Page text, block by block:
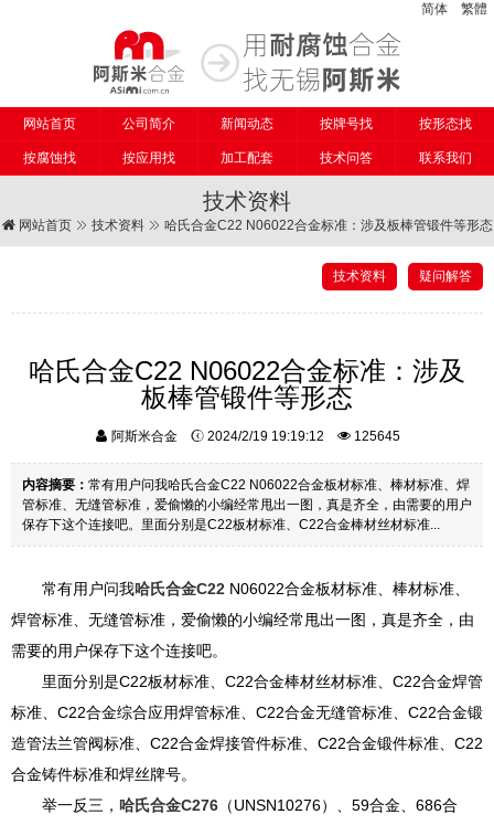
简体 繁體
网站首页 公司简介 新闻动态 按牌号找 按形态找
按腐蚀找 按应用找 加工配套 技术问答 联系我们
技术资料
网站首页 技术资料 哈氏合金C22 N06022合金标准：涉及板棒管锻件等形态
技术资料 疑问解答
哈氏合金C22 N06022合金标准：涉及
板棒管锻件等形态
阿斯米合金 2024/2/19 19:19:12 125645
内容摘要： 常有用户问我哈氏合金C22 N06022合金板材标准、棒材标准、焊
管标准、无缝管标准，爱偷懒的小编经常甩出一图，真是齐全，由需要的用户
保存下这个连接吧。里面分别是C22板材标准、C22合金棒材丝材标准...
常有用户问我哈氏合金C22 N06022合金板材标准、棒材标准、
焊管标准、无缝管标准，爱偷懒的小编经常甩出一图，真是齐全，由
需要的用户保存下这个连接吧。
里面分别是C22板材标准、C22合金棒材丝材标准、C22合金焊管
标准、C22合金综合应用焊管标准、C22合金无缝管标准、C22合金锻
造管法兰管阀标准、C22合金焊接管件标准、C22合金锻件标准、C22
合金铸件标准和焊丝牌号。
举一反三， 哈氏合金C276 （UNSN10276）、59合金、686合